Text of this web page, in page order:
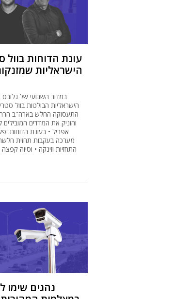
עונת הדוחות בוול
הישראליות
במדור השבועי של
הישראליות הבולטות בוול
התעסוקה החלש בארה"ב
והזניק את המדדים
אפריל • בעונת הדוחות:
מערכה בעקבות תחזית
התחזיות וזינקה • וסיוה
נהגים שימו